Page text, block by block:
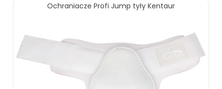
Ochraniacze Profi Jump tyły Kentaur